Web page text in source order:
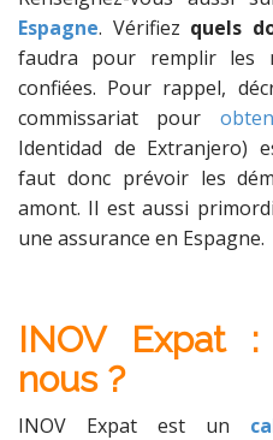
Espagne. Vérifiez quels
faudra pour remplir les
confiées. Pour rappel,
commissariat pour
Identidad de Extranjero)
faut donc prévoir les
amont. Il est aussi
une assurance en Espagne.
INOV Expat
nous ?
INOV Expat est un